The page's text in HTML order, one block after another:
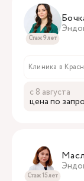
Стаж 9 лет
Клиника в
с 8 августа
цена по
Стаж 15 лет